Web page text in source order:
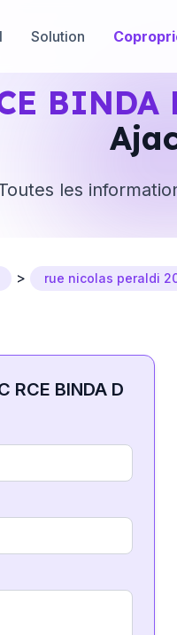
Solution
BINDA
les
> rue nicolas peraldi
RCE BINDA D